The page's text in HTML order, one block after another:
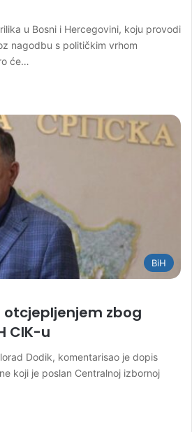
u Bosni i Hercegovini, koju provodi
nagodbu s političkim vrhom
će…
BiH
otcjepljenjem zbog
CIK-u
Dodik, komentarisao je dopis
koji je poslan Centralnoj izbornoj